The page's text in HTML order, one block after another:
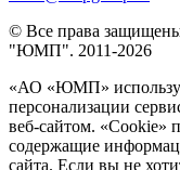
© Все права
"ЮМП". 2011-2026
«АО «ЮМП»
персонализации
веб-сайтом. «Cookie»
содержащие
сайта. Если вы не